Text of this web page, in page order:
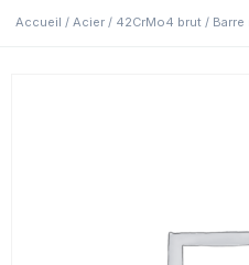
Accueil / Acier / 42CrMo4 brut /